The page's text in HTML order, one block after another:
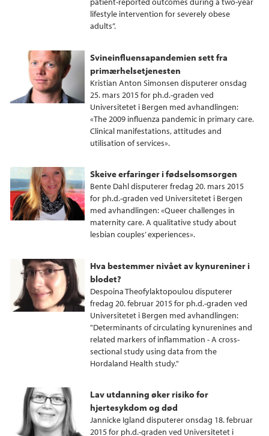
lifestyle intervention for severely obese
adults”.
Svineinfluensapandemien sett fra
primærhelsetjenesten
Kristian Anton Simonsen disputerer onsdag
25. mars 2015 for ph.d.-graden ved
Universitetet i Bergen med avhandlingen:
«The 2009 influenza pandemic in primary care.
Clinical manifestations, attitudes and
utilisation of services».
Skeive erfaringer i fødselsomsorgen
Bente Dahl disputerer fredag 20. mars 2015
for ph.d.-graden ved Universitetet i Bergen
med avhandlingen: «Queer challenges in
maternity care. A qualitative study about
lesbian couples’ experiences».
Hva bestemmer nivået av kynureniner i
blodet?
Despoina Theofylaktopoulou disputerer
fredag 20. februar 2015 for ph.d.-graden ved
Universitetet i Bergen med avhandlingen:
"Determinants of circulating kynurenines and
related markers of inflammation - A cross-
sectional study using data from the
Hordaland Health study."
Lav utdanning øker risiko for
hjertesykdom og død
Jannicke Igland disputerer onsdag 18. februar
2015 for ph.d.-graden ved Universitetet i